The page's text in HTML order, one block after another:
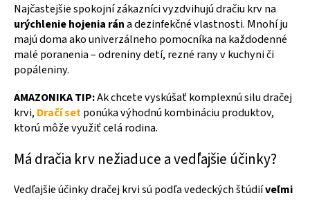
Najčastejšie spokojní zákazníci vyzdvihujú dračiu krv na
urýchlenie hojenia rána dezinfekčné vlastnosti. Mnohí ju
majú doma ako univerzálneho pomocníka na každodenné
malé poranenia – odreniny detí, rezné rany v kuchyni či
popáleniny.
AMAZONIKA TIP:Ak chcete vyskúšať komplexnú silu dračej
krvi, Dračí setponúka výhodnú kombináciu produktov,
ktorú môže využiť celá rodina.
Má dračia krv nežiaduce a vedľajšie účinky?
Vedľajšie účinky dračej krvi sú podľa vedeckých štúdiíveľmi